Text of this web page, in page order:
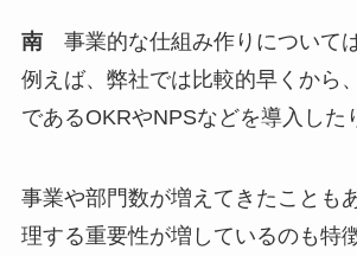
南事業的な仕組み作りについては
例えば、弊社では比較的早くから
であるOKRやNPSなどを導入した
事業や部門数が増えてきたことも
理する重要性が増しているのも特